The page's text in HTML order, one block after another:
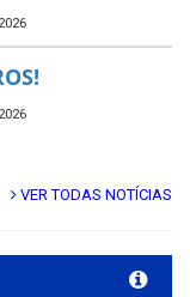
VER TODAS NOTÍCIAS